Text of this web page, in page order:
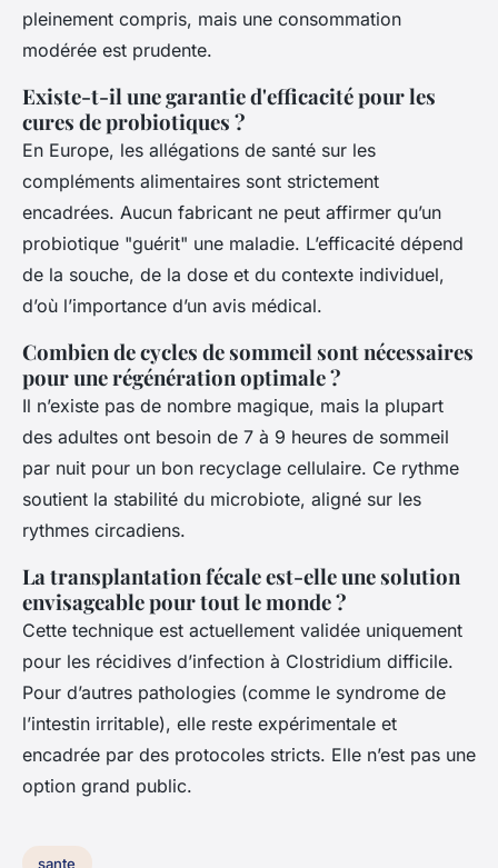
pleinement compris, mais une consommation
modérée est prudente.
Existe-t-il une garantie d'efficacité pour les
cures de probiotiques ?
En Europe, les allégations de santé sur les
compléments alimentaires sont strictement
encadrées. Aucun fabricant ne peut affirmer qu’un
probiotique "guérit" une maladie. L’efficacité dépend
de la souche, de la dose et du contexte individuel,
d’où l’importance d’un avis médical.
Combien de cycles de sommeil sont nécessaires
pour une régénération optimale ?
Il n’existe pas de nombre magique, mais la plupart
des adultes ont besoin de 7 à 9 heures de sommeil
par nuit pour un bon recyclage cellulaire. Ce rythme
soutient la stabilité du microbiote, aligné sur les
rythmes circadiens.
La transplantation fécale est-elle une solution
envisageable pour tout le monde ?
Cette technique est actuellement validée uniquement
pour les récidives d’infection à Clostridium difficile.
Pour d’autres pathologies (comme le syndrome de
l’intestin irritable), elle reste expérimentale et
encadrée par des protocoles stricts. Elle n’est pas une
option grand public.
sante